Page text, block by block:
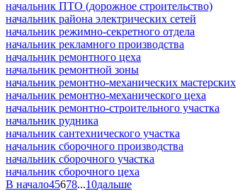
начальник ПТО (дорожное строительство)
начальник района электрических сетей
начальник режимно-секретного отдела
начальник рекламного производства
начальник ремонтного цеха
начальник ремонтной зоны
начальник ремонтно-механических мастерских
начальник ремонтно-механического цеха
начальник ремонтно-строительного участка
начальник рудника
начальник сантехнического участка
начальник сборочного производства
начальник сборочного участка
начальник сборочного цеха
В начало45678...10дальше